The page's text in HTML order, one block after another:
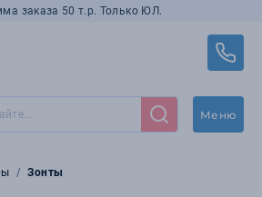
заказа 50 т.р. Только ЮЛ.
Меню
Зонты